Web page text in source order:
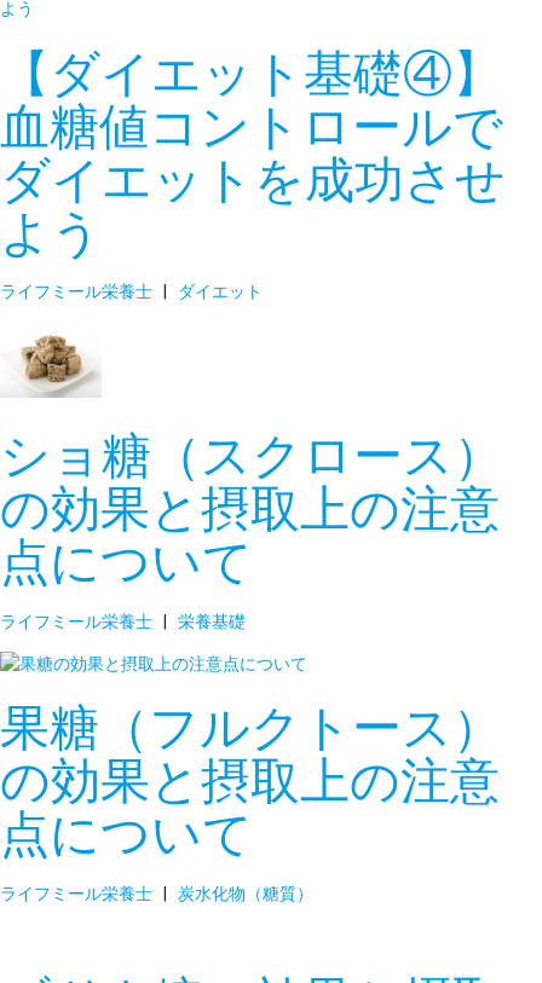
【ダイエット基礎④】
血糖値コントロールで
ダイエットを成功させ
よう
ライフミール栄養士 | ダイエット
ショ糖（スクロース）
の効果と摂取上の注意
点について
ライフミール栄養士 | 栄養基礎
果糖（フルクトース）
の効果と摂取上の注意
点について
ライフミール栄養士 | 炭水化物（糖質）